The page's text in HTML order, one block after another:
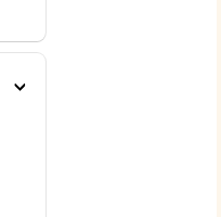
Toon